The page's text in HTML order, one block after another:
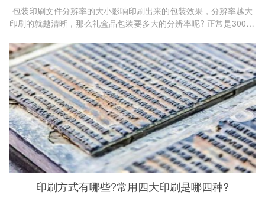
包装印刷文件分辨率的大小影响印刷出来的包装效果，分辨率越大
印刷的就越清晰，那么礼盒品包装要多大的分辨率呢? 正常是300dp
印刷方式有哪些?常用四大印刷是哪四种?